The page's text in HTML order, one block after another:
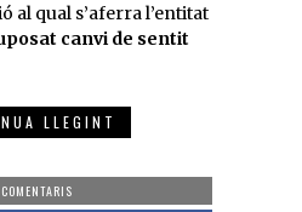
al qual s’aferra l’entitat
canvi de sentit
LLEGINT